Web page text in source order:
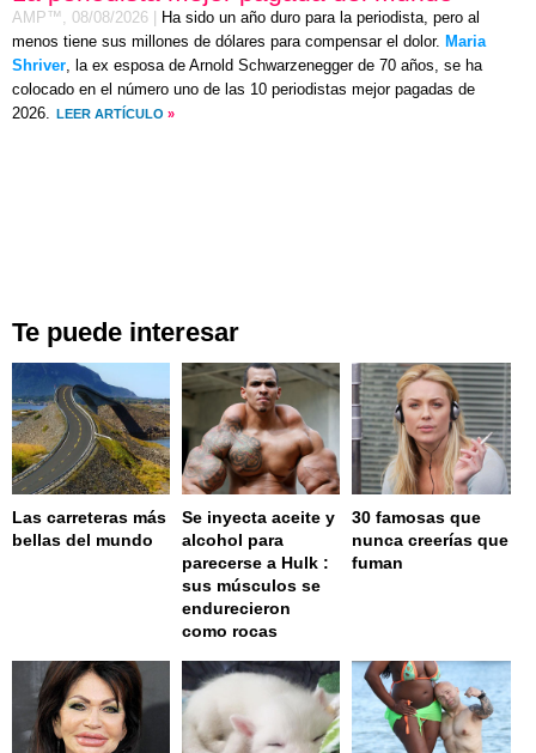
AMP™, 08/08/2026
Ha sido un año duro para la periodista, pero al
menos tiene sus millones de dólares para compensar el dolor. Maria
Shriver , la ex esposa de Arnold Schwarzenegger de 70 años, se ha
colocado en el número uno de las 10 periodistas mejor pagadas de
2026.
LEER ARTÍCULO »
Te puede interesar
Las carreteras más
bellas del mundo
Se inyecta aceite y
alcohol para
parecerse a Hulk :
sus músculos se
endurecieron
como rocas
30 famosas que
nunca creerías que
fuman